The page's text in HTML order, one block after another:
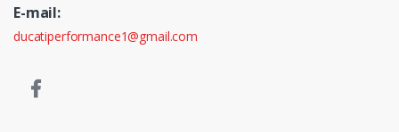
E-mail:
ducatiperformance1@gmail.com